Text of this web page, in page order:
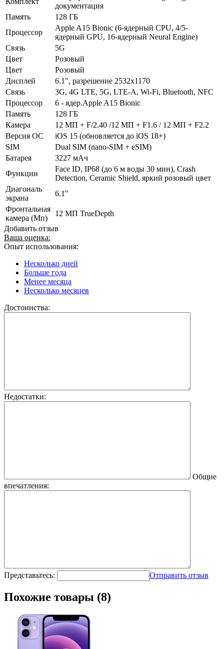
документация
Память
128 ГБ
Процессор
Apple A15 Bionic (6-ядерный CPU, 4/5-
ядерный GPU, 16-ядерный Neural Engine)
Связь
5G
Цвет
Розовый
Цвет
Розовый
Дисплей
6.1", разрешение 2532x1170
Связь
3G, 4G LTE, 5G, LTE-A, Wi-Fi, Bluetooth, NFC
Процессор
6 - ядер.Apple A15 Bionic
Память
128 ГБ
Камера
12 МП + F/2.40 /12 МП + F1.6 / 12 МП + F2.2
Версия ОС
iOS 15 (обновляется до iOS 18+)
SIM
Dual SIM (nano-SIM + eSIM)
Батарея
3227 мАч
Функции
Face ID, IP68 (до 6 м воды 30 мин), Crash
Detection, Ceramic Shield, яркий розовый цвет
Диагональ
экрана
6.1"
Фронтальная
камера (Мп)
12 МП TrueDepth
Добавить отзыв
Ваша оценка:
Опыт использования:
Несколько дней
Больше года
Менее месяца
Несколько месяцев
Достоинства:
Недостатки:
Общие
впечатления:
Представьтесь: Отправить отзыв
Похожие товары (8)